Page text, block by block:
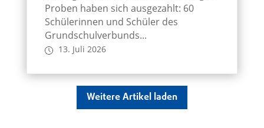
Proben haben sich ausgezahlt: 60
Schülerinnen und Schüler des
Grundschulverbunds...
13. Juli 2026
Weitere Artikel laden